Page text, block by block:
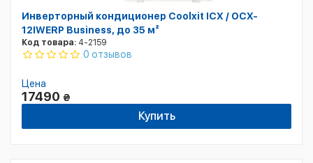
Инверторный кондиционер Coolxit ICX / OCX-
12IWERP Business, до 35 м²
Код товара: 4-2159
0 отзывов
Цена
17490 ₴
Купить